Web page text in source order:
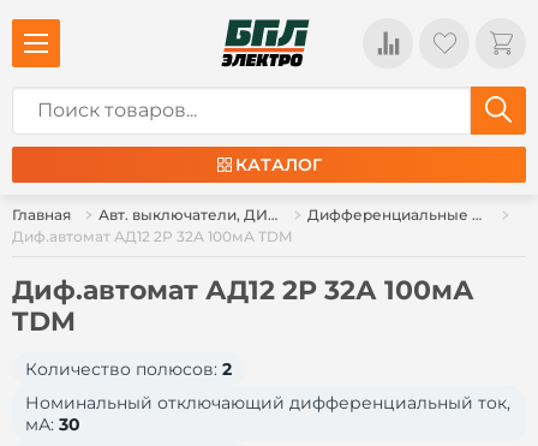
КАТАЛОГ
Главная Авт. выключатели, ДИФ, УЗО, ВН
Дифференциальные автоматы
Диф.автомат АД12 2Р 32А 100мА TDM
Диф.автомат АД12 2Р 32А 100мА
TDM
Количество полюсов: 2
Номинальный отключающий дифференциальный ток,
мА: 30